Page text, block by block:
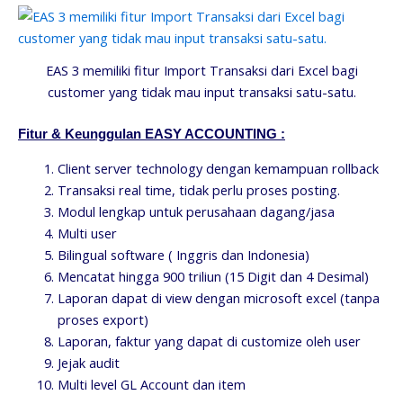
EAS 3 memiliki fitur Import Transaksi dari Excel bagi
customer yang tidak mau input transaksi satu-satu.
Fitur & Keunggulan EASY ACCOUNTING :
Client server technology dengan kemampuan rollback
Transaksi real time, tidak perlu proses posting.
Modul lengkap untuk perusahaan dagang/jasa
Multi user
Bilingual software ( Inggris dan Indonesia)
Mencatat hingga 900 triliun (15 Digit dan 4 Desimal)
Laporan dapat di view dengan microsoft excel (tanpa
proses export)
Laporan, faktur yang dapat di customize oleh user
Jejak audit
Multi level GL Account dan item